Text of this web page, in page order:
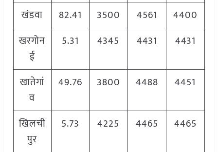
खंडवा 82.41 3500 4561
4400
खरगोन
ई
5.31 4345 4431 4431
खातेगां
व
49.76 3800 4488 4451
खिलची
पुर
5.73 4225 4465 4465